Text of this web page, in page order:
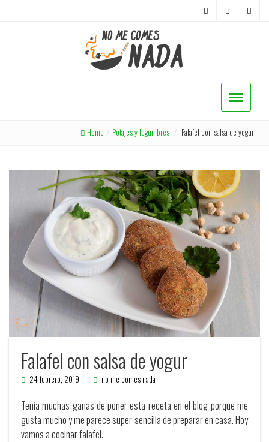
Home / Potajes y legumbres / Falafel con salsa de yogur
Falafel con salsa de yogur
24 febrero, 2019 no me comes nada
Tenía muchas ganas de poner esta receta en el blog porque me
gusta mucho y me parece super sencilla de preparar en casa. Hoy
vamos a cocinar falafel.